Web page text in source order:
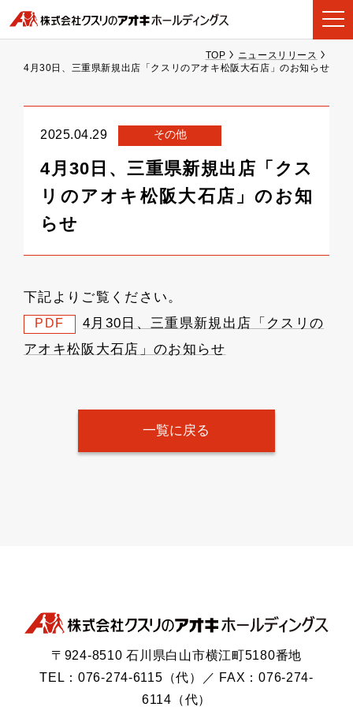
TOP
ニュースリリース
4月30日、三重県新規出店「クスリのアオキ松阪大石店」のお知らせ
2025.04.29 その他
4月30日、三重県新規出店「クス
リのアオキ松阪大石店」のお知
らせ
下記よりご覧ください。
PDF
4月30日、三重県新規出店「クスリの
アオキ松阪大石店」のお知らせ
一覧に戻る
〒924-8510 石川県白山市横江町5180番地
TEL：076-274-6115（代）／ FAX：076-274-
6114（代）